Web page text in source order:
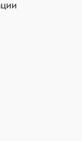
мм.
быть
кожзама и